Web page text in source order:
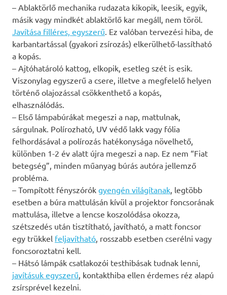
– Ablaktörlő mechanika rudazata kikopik, leesik, egyik,
másik vagy mindkét ablaktörlő kar megáll, nem töröl.
Javítása filléres, egyszerű. Ez valóban tervezési hiba, de
karbantartással (gyakori zsírozás) elkerülhető-lassítható
a kopás.
– Ajtóhatároló kattog, elkopik, esetleg szét is esik.
Viszonylag egyszerű a csere, illetve a megfelelő helyen
történő olajozással csökkenthető a kopás,
elhasználódás.
– Első lámpabúrákat megeszi a nap, mattulnak,
sárgulnak. Polírozható, UV védő lakk vagy fólia
felhordásával a polírozás hatékonysága növelhető,
különben 1-2 év alatt újra megeszi a nap. Ez nem “Fiat
betegség”, minden műanyag búrás autóra jellemző
probléma.
– Tompított fényszórók gyengén világítanak, legtöbb
esetben a búra mattulásán kívül a projektor foncsorának
mattulása, illetve a lencse koszolódása okozza,
szétszedés után tisztítható, javítható, a matt foncsor
egy trükkel feljavítható, rosszabb esetben cserélni vagy
foncsoroztatni kell.
– Hátsó lámpák csatlakozói testhibásak tudnak lenni,
javításuk egyszerű, kontakthiba ellen érdemes réz alapú
zsírsprével kezelni.